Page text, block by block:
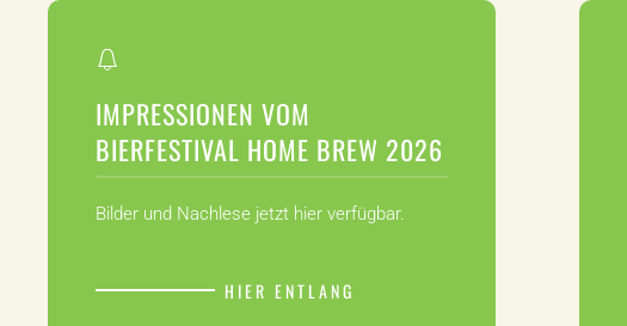
IMPRESSIONEN VOM
BIERFESTIVAL HOME BREW 2026
Bilder und Nachlese jetzt hier verfügbar.
HIER ENTLANG